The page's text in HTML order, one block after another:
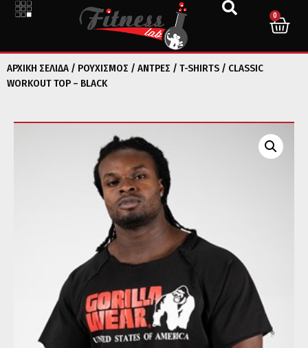
0
ΑΡΧΙΚΉ ΣΕΛΊΔΑ / ΡΟΥΧΙΣΜΟΣ / ΑΝΤΡΕΣ / T-SHIRTS / CLASSIC
WORKOUT TOP – BLACK